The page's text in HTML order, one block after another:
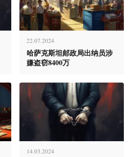
22.07.2024
哈萨克斯坦邮政局出纳员涉
嫌盗窃8400万
14.03.2024